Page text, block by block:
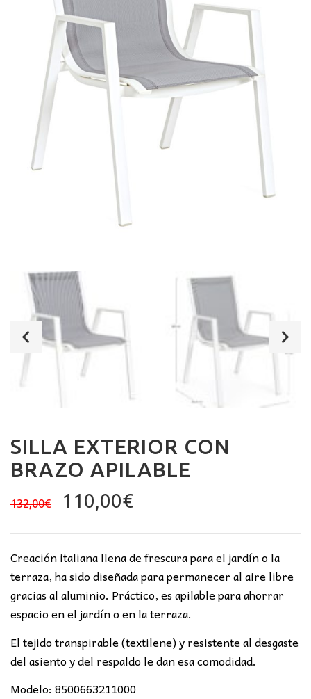
SILLA EXTERIOR CON
BRAZO APILABLE
132,00€
El
original
era:
132,00€.
110,00€El
actual
es:
110,00€.
Creación italiana llena de frescura para el jardín o la
terraza, ha sido diseñada para permanecer al aire libre
gracias al aluminio. Práctico, es apilable para ahorrar
espacio en el jardín o en la terraza.
El tejido transpirable (textilene) y resistente al desgaste
del asiento y del respaldo le dan esa comodidad.
Modelo: 8500663211000